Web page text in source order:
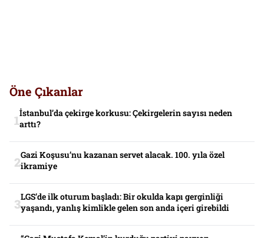
Öne Çıkanlar
İstanbul’da çekirge korkusu: Çekirgelerin sayısı neden
arttı?
Gazi Koşusu’nu kazanan servet alacak. 100. yıla özel
ikramiye
LGS’de ilk oturum başladı: Bir okulda kapı gerginliği
yaşandı, yanlış kimlikle gelen son anda içeri girebildi